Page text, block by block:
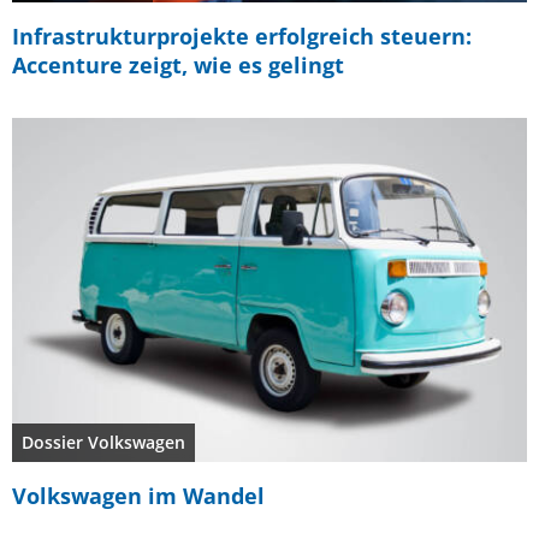
Infrastrukturprojekte erfolgreich steuern:
Accenture zeigt, wie es gelingt
Dossier Volkswagen
Volkswagen im Wandel